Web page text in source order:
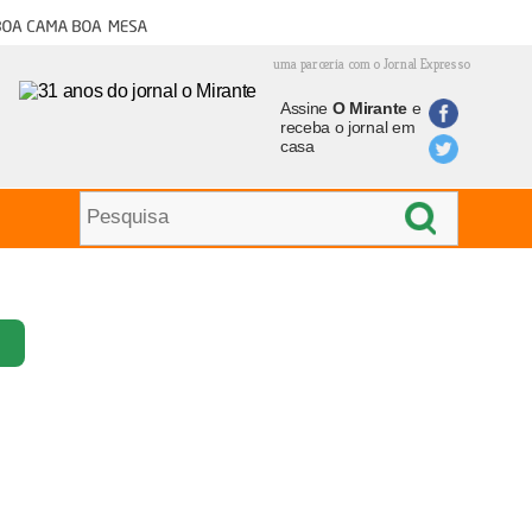
cama boa mesa
uma parceria com o Jornal Expresso
Assine O Mirantee
receba o jornal em
casa